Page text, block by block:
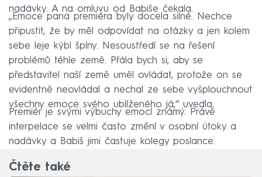
nadávky. A na omluvu od Babiše čekala.
„Emoce pana premiéra byly docela silné. Nechce
připustit, že by měl odpovídat na otázky a jen kolem
sebe leje kýbl špíny. Nesoustředí se na řešení
problémů téhle země. Přála bych si, aby se
představitel naší země uměl ovládat, protože on se
evidentně neovládal a nechal ze sebe vyšplouchnout
všechny emoce svého ublíženého já,“ uvedla.
Premiér je svými výbuchy emocí známý. Právě
interpelace se velmi často změní v osobní útoky a
nadávky a Babiš jimi častuje kolegy poslance.
Čtěte také